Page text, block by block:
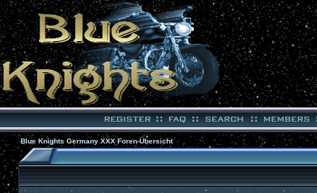
Blue Knights Germany XXX Foren-Übersicht